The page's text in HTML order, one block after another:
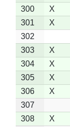
300
X
301
X
302
303
X
304
X
305
X
306
X
307
308
X